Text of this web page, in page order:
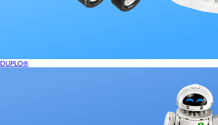
DUPLO®